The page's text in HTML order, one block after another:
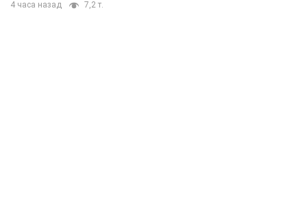
4 часа назад 7,2 т.